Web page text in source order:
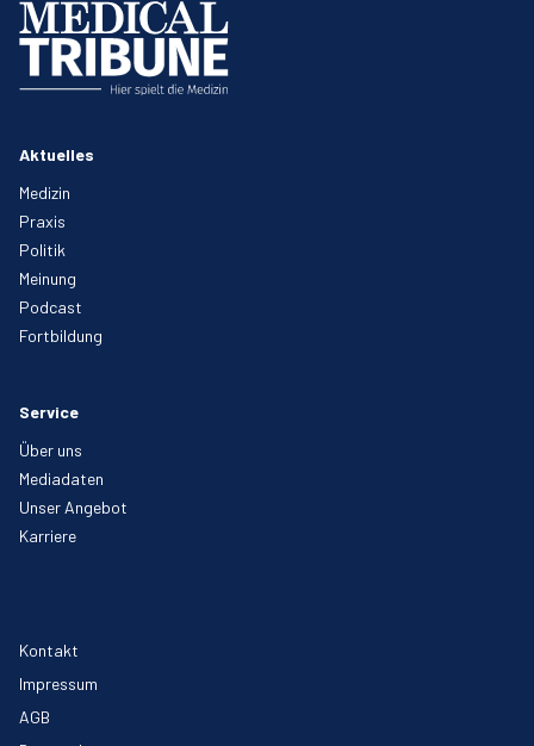
Aktuelles
Medizin
Praxis
Politik
Meinung
Podcast
Fortbildung
Service
Über uns
Mediadaten
Unser Angebot
Karriere
Kontakt
Impressum
AGB